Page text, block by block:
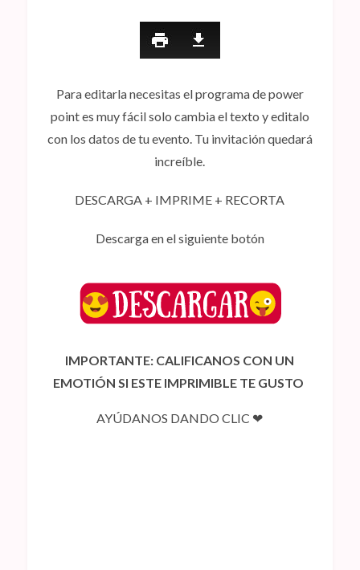
Para editarla necesitas el programa de power
point es muy fácil solo cambia el texto y editalo
con los datos de tu evento. Tu invitación quedará
increíble.
DESCARGA + IMPRIME + RECORTA
Descarga en el siguiente botón
IMPORTANTE: CALIFICANOS CON UN
EMOTIÓN SI ESTE IMPRIMIBLE TE GUSTO
AYÚDANOS DANDO CLIC ❤